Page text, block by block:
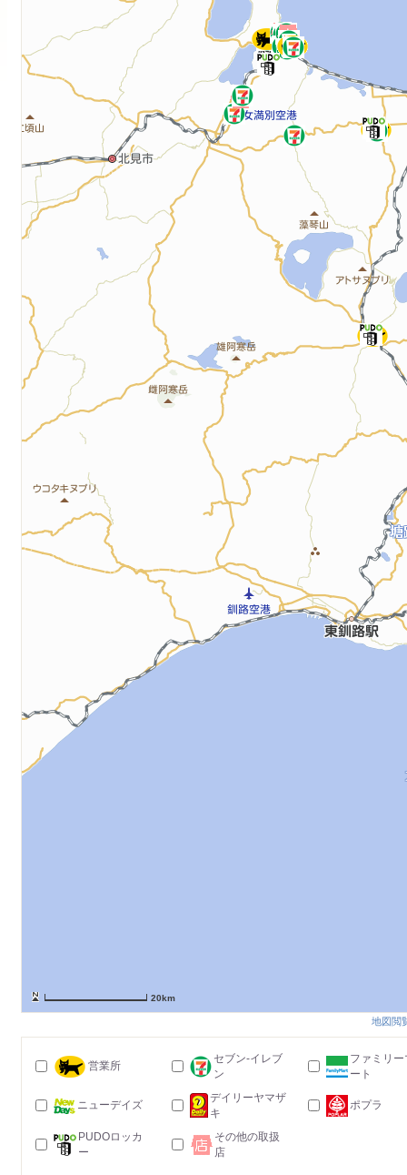
20km
地図閲
営業所
セブン-イレブ
ン
ファミリー
ート
ニューデイズ
デイリーヤマザ
キ
ポプラ
PUDOロッカ
ー
その他の取扱
店